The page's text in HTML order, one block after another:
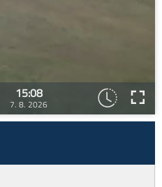
15:08
7. 8. 2026